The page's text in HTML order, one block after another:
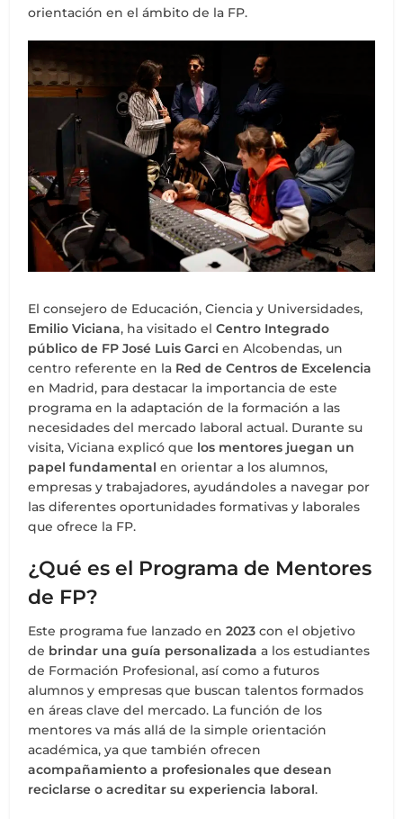
orientación en el ámbito de la FP.
El consejero de Educación, Ciencia y Universidades,
Emilio Viciana, ha visitado elCentro Integrado
público de FP José Luis Garci en Alcobendas, un
centro referente en la Red de Centros de Excelencia
en Madrid, para destacar la importancia de este
programa en la adaptación de la formación a las
necesidades del mercado laboral actual. Durante su
visita, Viciana explicó que los mentores juegan un
papel fundamental en orientar a los alumnos,
empresas y trabajadores, ayudándoles a navegar por
las diferentes oportunidades formativas y laborales
que ofrece la FP.
¿Qué es el Programa de Mentores
de FP?
Este programa fue lanzado en2023 con el objetivo
de brindar una guía personalizada a los estudiantes
de Formación Profesional, así como a futuros
alumnos y empresas que buscan talentos formados
en áreas clave del mercado. La función de los
mentores va más allá de la simple orientación
académica, ya que también ofrecen
acompañamiento a profesionales que desean
reciclarse o acreditar su experiencia laboral.